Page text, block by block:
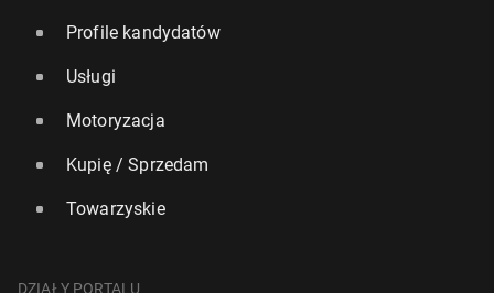
Profile kandydatów
Usługi
Motoryzacja
Kupię / Sprzedam
Towarzyskie
DZIAŁY PORTALU